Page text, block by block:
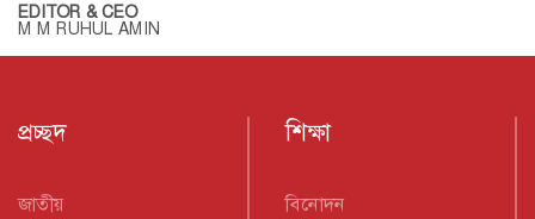
EDITOR & CEO
M M RUHUL AMIN
প্রচ্ছদ
জাতীয়
শিক্ষা
বিনোদন